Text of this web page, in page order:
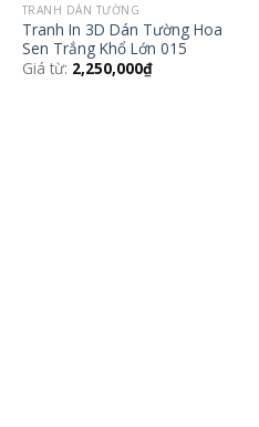
TRANH DÁN TƯỜNG
Tranh In 3D Dán Tường Hoa
Sen Trắng Khổ Lớn 015
Giá từ: 2,250,000₫